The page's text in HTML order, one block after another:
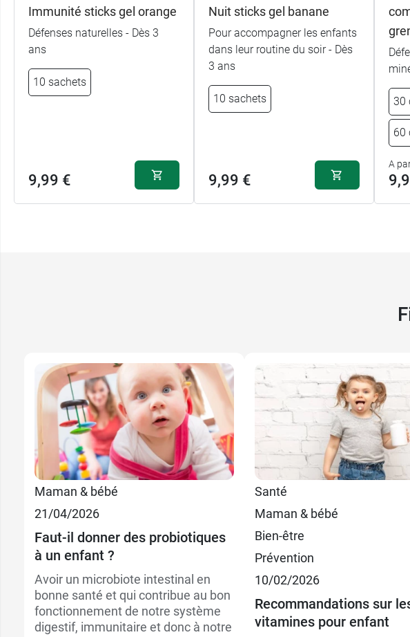
Immunité sticks gel orange
Défenses naturelles - Dès 3
ans
10 sachets
9,99 €
Nuit sticks gel banane
Pour accompagner les enfants
dans leur routine du soir - Dès
3 ans
10 sachets
9,99 €
30
60
A
Maman & bébé
21/04/2026
Faut-il donner des probiotiques
à un enfant ?
Avoir un microbiote intestinal en
bonne santé et qui contribue au bon
fonctionnement de notre système
digestif, immunitaire et donc à notre
Santé
Maman & bébé
Bien-être
Prévention
10/02/2026
Recommandations sur
vitamines pour enfant